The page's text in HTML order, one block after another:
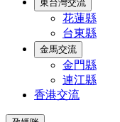
東台灣交流
花蓮縣
台東縣
金馬交流
金門縣
連江縣
香港交流